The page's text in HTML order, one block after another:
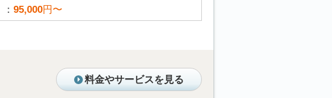
95,000円〜
料金やサービスを見る